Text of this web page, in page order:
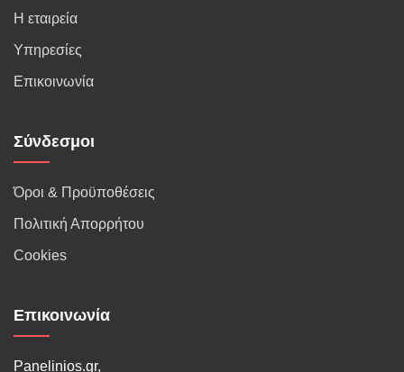
Η εταιρεία
Υπηρεσίες
Επικοινωνία
Σύνδεσμοι
Όροι & Προϋποθέσεις
Πολιτική Απορρήτου
Cookies
Επικοινωνία
Panelinios.gr,